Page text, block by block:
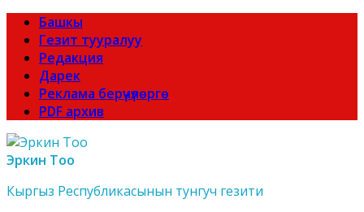
Башкы
Гезит тууралуу
Редакция
Дарек
Реклама берүүчүлөргө
PDF архив
Эркин Тоо
Кыргыз Республикасынын тунгуч гезити